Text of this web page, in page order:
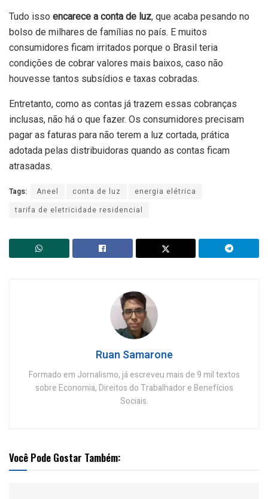
Tudo isso encarece a conta de luz, que acaba pesando no
bolso de milhares de famílias no país. E muitos
consumidores ficam irritados porque o Brasil teria
condições de cobrar valores mais baixos, caso não
houvesse tantos subsídios e taxas cobradas.
Entretanto, como as contas já trazem essas cobranças
inclusas, não há o que fazer. Os consumidores precisam
pagar as faturas para não terem a luz cortada, prática
adotada pelas distribuidoras quando as contas ficam
atrasadas.
Tags: Aneel conta de luz
energia elétrica
tarifa de eletricidade residencial
Ruan Samarone
Formado em Jornalismo, já escreveu mais de 9 mil textos
sobre Economia, Direitos do Trabalhador e Benefícios
Sociais.
Você Pode Gostar Também: